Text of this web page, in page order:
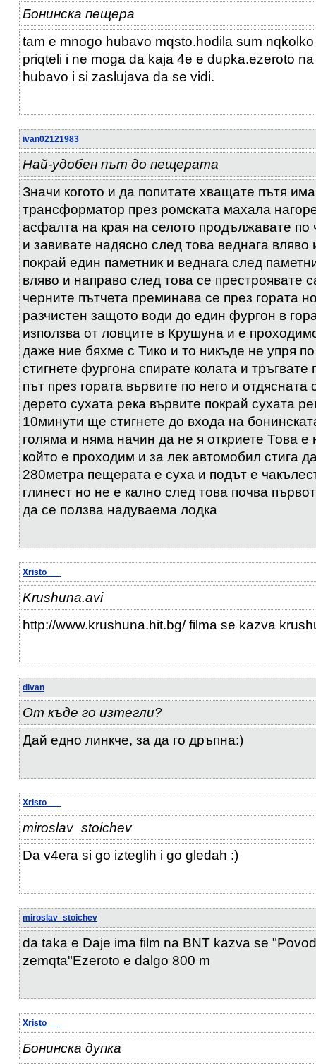
Бонинска пещера
tam e mnogo hubavo mqsto.hodila sum
priqteli i ne moga da kaja 4e e dupka.ezeroto
hubavo i si zaslujava da se vidi.
ivan02121983
Най-удобен път до пещерата
Значи когото и да попитате хващате пътя
трансформатор през ромската махала
асфалта на края на селото продължавате по
и завивате надясно след това веднага
покрай един паметник и веднага след
вляво и направо след това се престроявате
черните пътчета преминава се през гората
разчистен защото води до един фургон в
използва от ловците в Крушуна и е
даже ние бяхме с Тико и то никъде не упря
стигнете фургона спирате колата и
път през гората вървите по него и
дерето сухата река вървите покрай сухата
10минути ще стигнете до входа на
голяма и няма начин да не я откриете Това е
който е проходим и за лек автомобил стига
280метра пещерата е суха и подът е
глинест но не е кално след това почва
да се ползва надуваема лодка
Xristo___
Krushuna.avi
http://www.krushuna.hit.bg/ filma se kazva
divan
От къде го изтегли?
Дай едно линкче, за да го дръпна:)
Xristo___
miroslav_stoichev
Da v4era si go izteglih i go gledah :)
miroslav_stoichev
da taka e Daje ima film na BNT kazva se
zemqta"Ezeroto e dalgo 800 m
Xristo___
Бонинска дупка